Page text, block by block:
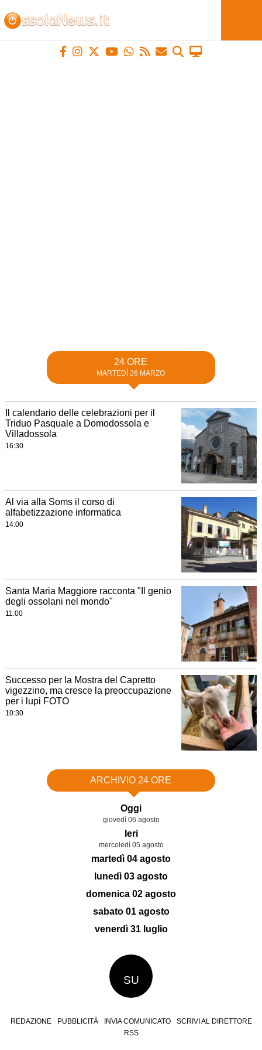
24 ORE
MARTEDÌ 26 MARZO
Il calendario delle celebrazioni per il
Triduo Pasquale a Domodossola e
Villadossola
16:30
Al via alla Soms il corso di
alfabetizzazione informatica
14:00
Santa Maria Maggiore racconta "Il genio
degli ossolani nel mondo"
11:00
Successo per la Mostra del Capretto
vigezzino, ma cresce la preoccupazione
per i lupi FOTO
10:30
ARCHIVIO 24 ORE
Oggi
giovedì 06 agosto
Ieri
mercoledì 05 agosto
martedì 04 agosto
lunedì 03 agosto
domenica 02 agosto
sabato 01 agosto
venerdì 31 luglio
SU
REDAZIONE PUBBLICITÀ INVIA COMUNICATO
SCRIVI AL DIRETTORE
RSS